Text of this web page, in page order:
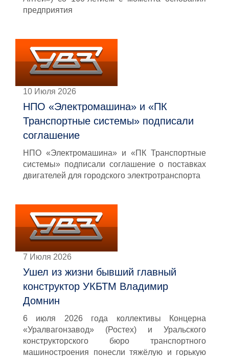
предприятия
10 Июля 2026
НПО «Электромашина» и «ПК
Транспортные системы» подписали
соглашение
НПО «Электромашина» и «ПК Транспортные
системы» подписали соглашение о поставках
двигателей для городского электротранспорта
7 Июля 2026
Ушел из жизни бывший главный
конструктор УКБТМ Владимир
Домнин
6 июля 2026 года коллективы Концерна
«Уралвагонзавод» (Ростех) и Уральского
конструкторского бюро транспортного
машиностроения понесли тяжёлую и горькую